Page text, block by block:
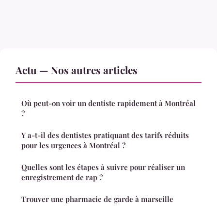
Actu — Nos autres articles
Où peut-on voir un dentiste rapidement à Montréal
?
Y a-t-il des dentistes pratiquant des tarifs réduits
pour les urgences à Montréal ?
Quelles sont les étapes à suivre pour réaliser un
enregistrement de rap ?
Trouver une pharmacie de garde à marseille